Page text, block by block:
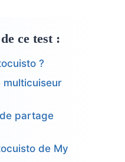
ce test :
?
multicuiseur
partage
de My